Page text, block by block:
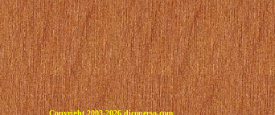
Copyright 2003-2026 dicoperso.com